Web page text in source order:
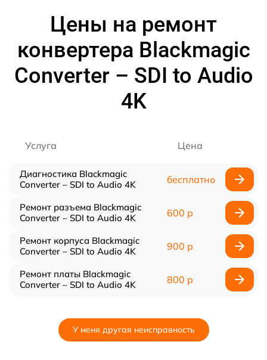
Цены на ремонт
конвертера Blackmagic
Converter – SDI to Audio
4K
Услуга Цена
Диагностика Blackmagic
Converter – SDI to Audio 4K
бесплатно
Ремонт разъема Blackmagic
Converter – SDI to Audio 4K
600 р
Ремонт корпуса Blackmagic
Converter – SDI to Audio 4K
900 р
Ремонт платы Blackmagic
Converter – SDI to Audio 4K
800 р
У меня другая неисправность